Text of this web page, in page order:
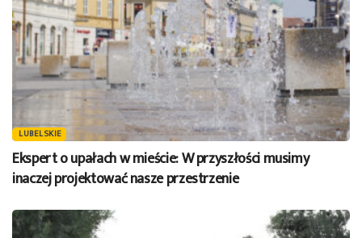
LUBELSKIE
Ekspert o upałach w mieście: W przyszłości musimy
inaczej projektować nasze przestrzenie